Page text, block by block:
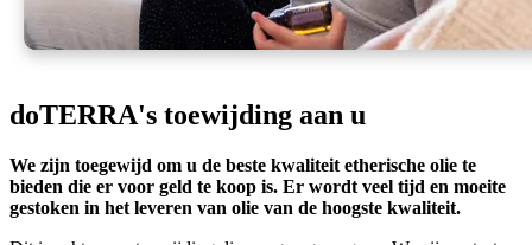
doTERRA's toewijding aan u
We zijn toegewijd om u de beste kwaliteit etherische olie te
bieden die er voor geld te koop is. Er wordt veel tijd en moeite
gestoken in het leveren van olie van de hoogste kwaliteit.